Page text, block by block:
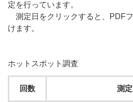
定を行っています。
測定日をクリックすると、PDF
けます。
ホットスポット調査
回数 測定